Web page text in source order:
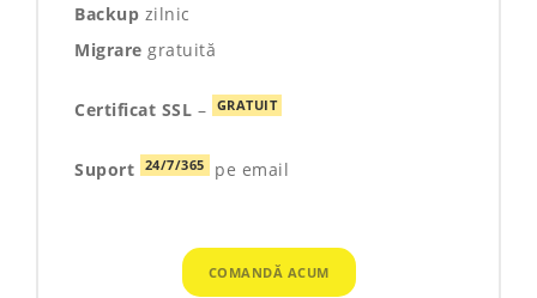
Backup zilnic
Migrare gratuită
Certificat SSL – GRATUIT
Suport 24/7/365 pe email
COMANDĂ ACUM